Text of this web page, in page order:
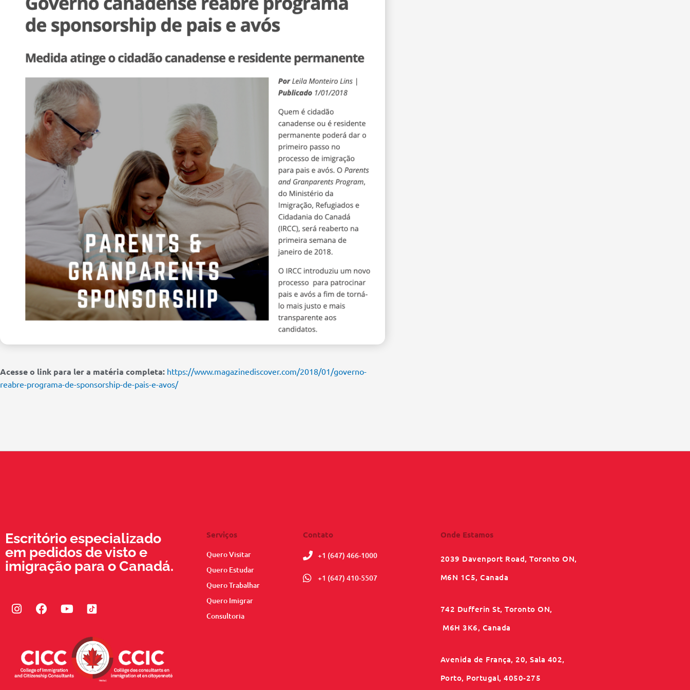
Acesse o link para ler a matéria completa: https://www.magazinediscover.com/2018/01/governo-
reabre-programa-de-sponsorship-de-pais-e-avos/
Escritório especializado
em pedidos de visto e
imigração para o Canadá.
Instagram
Facebook
Youtube
Serviços
Quero Visitar
Quero Estudar
Quero Trabalhar
Quero Imigrar
Consultoria
Contato
+1 (647) 466-1000
+1 (647) 410-5507
Onde Estamos
2039 Davenport Road, Toronto ON,
M6N 1C5, Canada
742 Dufferin St, Toronto ON,
M6H 3K6, Canada
Avenida de França, 20, Sala 402,
Porto, Portugal, 4050-275